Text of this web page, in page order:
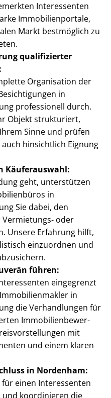
Interessenten
Im­mo­bi­li­en­por­ta­le,
Markt bestmöglich zu
qualifizierter
Organisation der
in
professionell durch.
Objekt strukturiert,
Sinne und prüfen
hinsichtlich Eignung
Käuferauswahl:
geht, unterstützen
in
Sie dabei, den
oder
Unsere Erfahrung hilft,
einzuordnen und
führen:
eingegrenzt
in
die Verhandlungen für
Im­mo­bi­li­en­be­wer­
mit
und einem klaren
in Nordenham:
einen Interessenten
und koordinieren die